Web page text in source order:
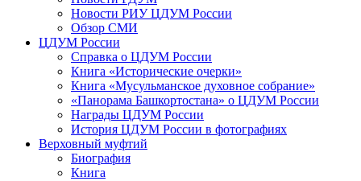
Новости РИУ ЦДУМ России
Обзор СМИ
ЦДУМ России
Справка о ЦДУМ России
Книга «Исторические очерки»
Книга «Мусульманское духовное собрание»
«Панорама Башкортостана» о ЦДУМ России
Награды ЦДУМ России
История ЦДУМ России в фотографиях
Верховный муфтий
Биография
Книга